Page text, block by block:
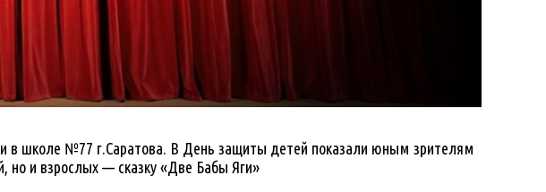
в школе №77 г.Саратова. В День защиты детей показали юным зрителям
но и взрослых — сказку «Две Бабы Яги»